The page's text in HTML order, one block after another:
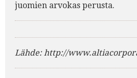
juomien arvokas perusta.
Lähde: http://